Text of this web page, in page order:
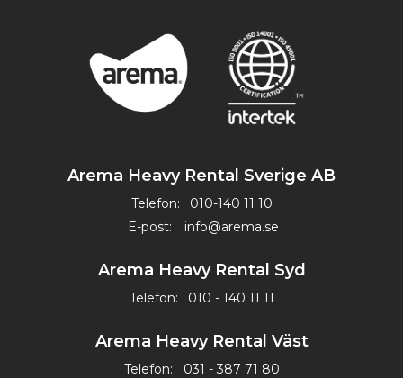
Arema Heavy Rental Sverige AB
Telefon:
010-140 11 10
E-post:
info@arema.se
Arema Heavy Rental Syd
Telefon: 010 - 140 11 11
Arema Heavy Rental Väst
Telefon: 031 - 387 71 80